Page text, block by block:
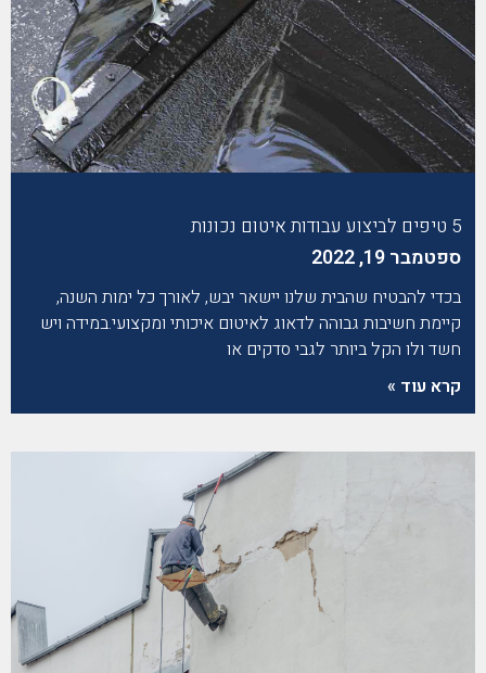
5 טיפים לביצוע עבודות איטום נכונות
ספטמבר 19, 2022
בכדי להבטיח שהבית שלנו יישאר יבש, לאורך כל ימות השנה,
קיימת חשיבות גבוהה לדאוג לאיטום איכותי ומקצועי.במידה ויש
חשד ולו הקל ביותר לגבי סדקים או
קרא עוד »